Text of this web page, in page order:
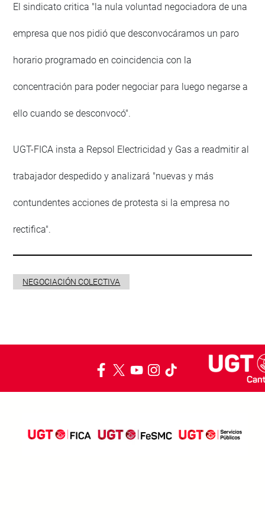
El sindicato critica "la nula voluntad negociadora de una
empresa que nos pidió que desconvocáramos un paro
horario programado en coincidencia con la
concentración para poder negociar para luego negarse a
ello cuando se desconvocó".
UGT-FICA insta a Repsol Electricidad y Gas a readmitir al
trabajador despedido y analizará "nuevas y más
contundentes acciones de protesta si la empresa no
rectifica".
NEGOCIACIÓN COLECTIVA